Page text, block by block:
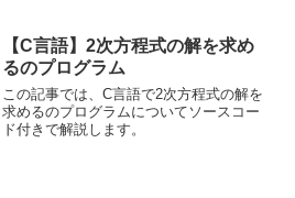
【C言語】2次方程式の解を求め
るのプログラム
この記事では、C言語で2次方程式の解を
求めるのプログラムについてソースコー
ド付きで解説します。